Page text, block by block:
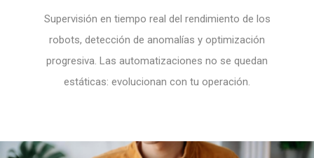
Supervisión en tiempo real del rendimiento de los
robots, detección de anomalías y optimización
progresiva. Las automatizaciones no se quedan
estáticas: evolucionan con tu operación.